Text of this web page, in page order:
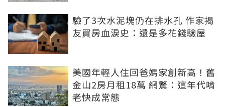
驗了3次水泥塊仍在排水孔 作家揭
友買房血淚史：還是多花錢驗屋
美國年輕人住回爸媽家創新高！舊
金山2房月租18萬 網驚：這年代啃
老快成常態